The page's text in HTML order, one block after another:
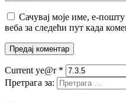
Сачувај моје име, е-
веба за следећи пут када
Current ye@r *
Претрага за: